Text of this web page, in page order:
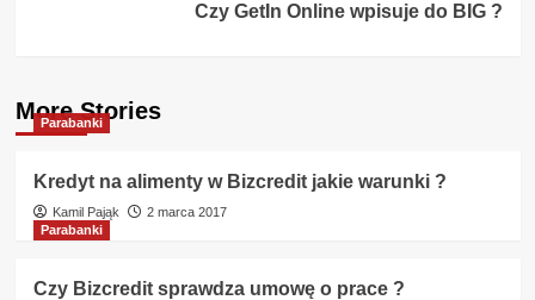
Czy GetIn Online wpisuje do BIG ?
More Stories
Parabanki
Kredyt na alimenty w Bizcredit jakie warunki ?
Kamil Pająk
2 marca 2017
Parabanki
Czy Bizcredit sprawdza umowę o prace ?